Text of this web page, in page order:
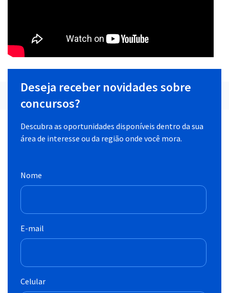
Deseja receber novidades sobre
concursos?
Descubra as oportunidades disponíveis dentro da sua
área de interesse ou da região onde você mora.
Nome
E-mail
Celular